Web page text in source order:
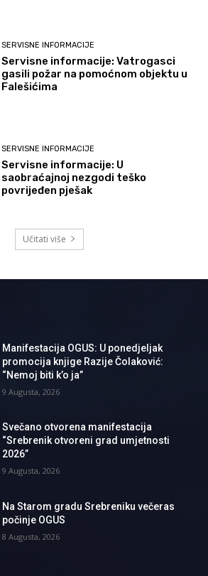
SERVISNE INFORMACIJE
Servisne informacije: Vatrogasci
gasili požar na pomoćnom objektu u
Falešićima
SERVISNE INFORMACIJE
Servisne informacije: U
saobraćajnoj nezgodi teško
povrijeđen pješak
Učitati više
Manifestacija OGUS: U ponedjeljak
promocija knjige Razije Čolaković:
“Nemoj biti k’o ja”
9 Augusta, 2026
Svečano otvorena manifestacija
“Srebrenik otvoreni grad umjetnosti
2026”
9 Augusta, 2026
Na Starom gradu Srebreniku večeras
počinje OGUS
8 Augusta, 2026